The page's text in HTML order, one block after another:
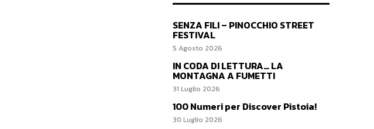
SENZA FILI – PINOCCHIO STREET
FESTIVAL
5 Agosto 2026
IN CODA DI LETTURA… LA
MONTAGNA A FUMETTI
31 Luglio 2026
100 Numeri per Discover Pistoia!
30 Luglio 2026